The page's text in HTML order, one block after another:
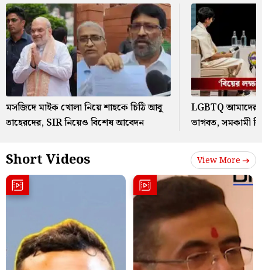
মসজিদে মাইক খোলা নিয়ে শাহকে চিঠি আবু
তাহেরদের, SIR নিয়েও বিশেষ আবেদন
LGBTQ আমাদের
ভাগবত, সমকামী
Short Videos View More